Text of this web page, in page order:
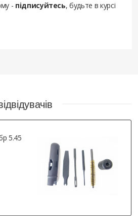
- підписуйтесь, будьте в курсі
5.45